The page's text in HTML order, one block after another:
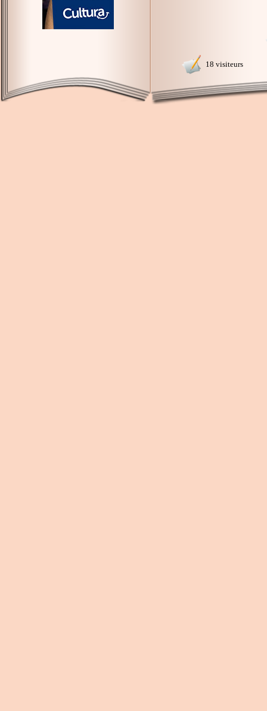
18 visiteurs